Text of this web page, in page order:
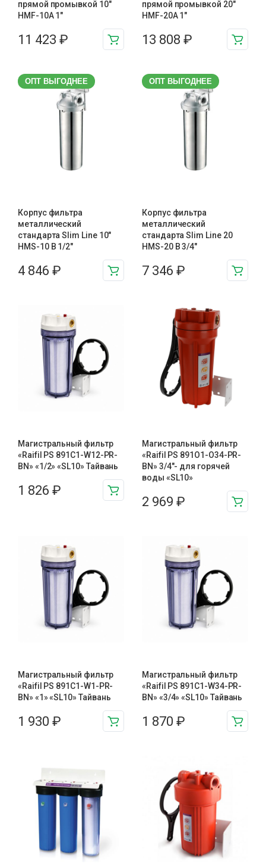
прямой промывкой 10″
HMF-10A 1″
11 423 ₽
прямой промывкой 20″
HMF-20A 1″
13 808 ₽
ОПТ ВЫГОДНЕЕ
Корпус фильтра
металлический
стандарта Slim Line 10″
HMS-10 B 1/2″
4 846 ₽
ОПТ ВЫГОДНЕЕ
Корпус фильтра
металлический
стандарта Slim Line 20
HMS-20 B 3/4″
7 346 ₽
Магистральный фильтр
«Raifil PS 891C1-W12-PR-
BN» «1/2» «SL10» Тайвань
1 826 ₽
Магистральный фильтр
«Raifil PS 891O1-O34-PR-
BN» 3/4″- для горячей
воды «SL10»
2 969 ₽
Магистральный фильтр
«Raifil PS 891С1-W1-PR-
BN» «1» «SL10» Тайвань
1 930 ₽
Магистральный фильтр
«Raifil PS 891C1-W34-PR-
BN» «3/4» «SL10» Тайвань
1 870 ₽